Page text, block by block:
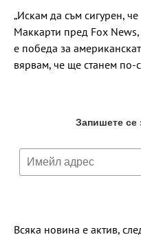
„Искам да съм сигурен,
Маккарти пред Fox
е победа за
вярвам, че ще станем по-
Всяка новина е актив,